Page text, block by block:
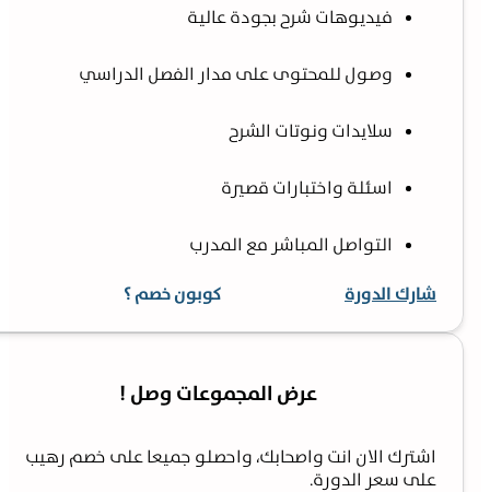
فيديوهات شرح بجودة عالية
وصول للمحتوى على مدار الفصل الدراسي
سلايدات ونوتات الشرح
اسئلة واختبارات قصيرة
التواصل المباشر مع المدرب
شارك الدورة كوبون خصم ؟
عرض المجموعات وصل !
اشترك الان انت واصحابك، واحصلو جميعا على خصم رهيب
على سعر الدورة.